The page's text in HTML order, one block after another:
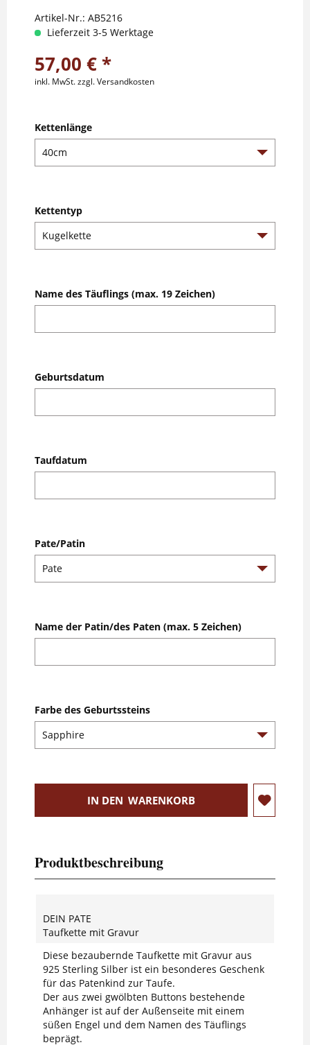
Artikel-Nr.: AB5216
Lieferzeit 3-5 Werktage
57,00 € *
inkl. MwSt.zzgl. Versandkosten
Kettenlänge
Kettentyp
Name des Täuflings (max. 19 Zeichen)
Geburtsdatum
Taufdatum
Pate/Patin
Name der Patin/des Paten (max. 5 Zeichen)
Farbe des Geburtssteins
IN DEN WARENKORB
Produktbeschreibung
DEIN PATE
Taufkette mit Gravur
Diese bezaubernde Taufkette mit Gravur aus
925 Sterling Silber ist ein besonderes Geschenk
für das Patenkind zur Taufe.
Der aus zwei gwölbten Buttons bestehende
Anhänger ist auf der Außenseite mit einem
süßen Engel und dem Namen des Täuflings
beprägt.